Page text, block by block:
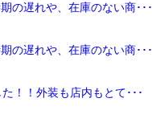
遅れや、在庫のない商･･･
遅れや、在庫のない商･･･
！外装も店内もとて･･･